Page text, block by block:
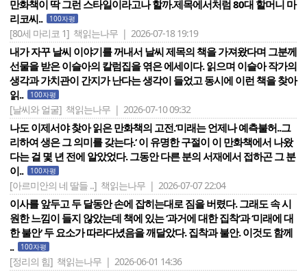
만화책이 딱 그런 스타일이라고나 할까.제목에서처럼 80대 할머니 마
리코씨..
100자평
[80세 마리코 1] 책읽는나무 | 2026-07-18 19:19
내가 자꾸 날씨 이야기를 꺼내서 날씨 제목의 책을 가져왔다며 그분께
선물을 받은 이슬아의 칼럼집을 엮은 에세이다. 읽으며 이슬아 작가의
생각과 가치관이 간지가 난다는 생각이 들었고 동시에 이런 책을 찾아
읽..
100자평
[날씨와 얼굴] 책읽는나무 | 2026-07-10 09:32
나도 이제서야 찾아 읽은 만화책의 고전.‘미래는 언제나 예측불허..그
리하여 생은 그 의미를 갖는다.‘ 이 유명한 구절이 이 만화책에서 나왔
다는 걸 몇 년 전에 알았었다. 그동안 다른 분의 서재에서 접하곤 그 분
이..
100자평
[아르미안의 네 딸들 ..] 책읽는나무 | 2026-07-07 22:04
이사를 앞두고 두 달동안 손에 잡히는대로 짐을 버렸다. 그래도 속 시
원한 느낌이 들지 않았는데 책에 있는 ‘과거에 대한 집착‘과 ‘미래에 대
한 불안‘ 두 요소가 따라다녔음을 깨달았다. 집착과 불안. 이것도 함께
..
100자평
[정리의 힘] 책읽는나무 | 2026-06-01 14:36